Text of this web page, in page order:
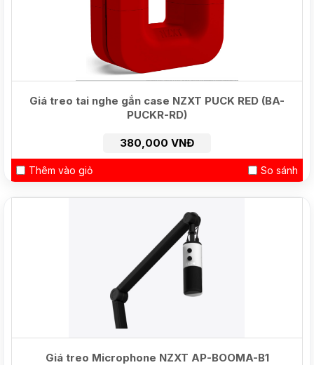
Giá treo tai nghe gắn case NZXT PUCK RED (BA-
PUCKR-RD)
380,000 VNĐ
Thêm vào giỏ So sánh
Giá treo Microphone NZXT AP-BOOMA-B1